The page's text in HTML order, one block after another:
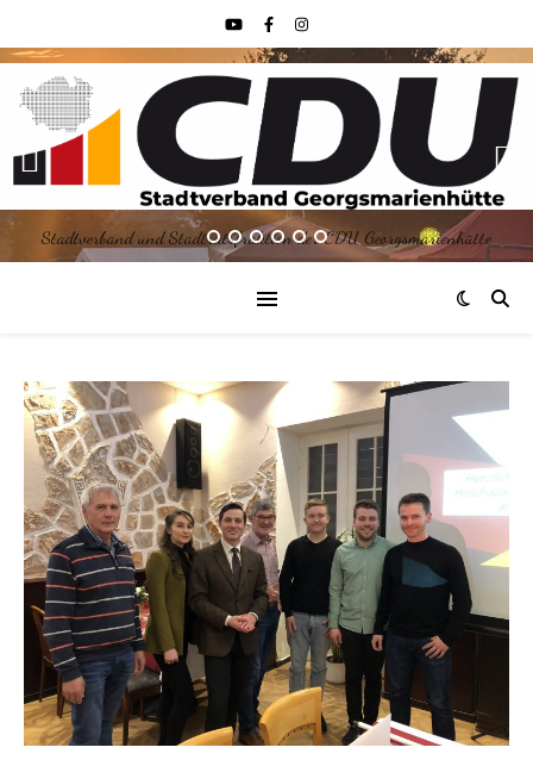
Stadtverband und Stadtratsfraktion der CDU Georgsmarienhütte